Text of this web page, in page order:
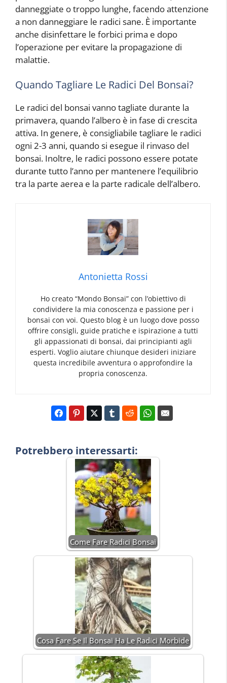
danneggiate o troppo lunghe, facendo attenzione
a non danneggiare le radici sane. È importante
anche disinfettare le forbici prima e dopo
l’operazione per evitare la propagazione di
malattie.
Quando Tagliare Le Radici Del Bonsai?
Le radici del bonsai vanno tagliate durante la
primavera, quando l’albero è in fase di crescita
attiva. In genere, è consigliabile tagliare le radici
ogni 2-3 anni, quando si esegue il rinvaso del
bonsai. Inoltre, le radici possono essere potate
durante tutto l’anno per mantenere l’equilibrio
tra la parte aerea e la parte radicale dell’albero.
Antonietta Rossi
Ho creato “Mondo Bonsai” con l’obiettivo di
condividere la mia conoscenza e passione per i
bonsai con voi. Questo blog è un luogo dove posso
offrire consigli, guide pratiche e ispirazione a tutti
gli appassionati di bonsai, dai principianti agli
esperti. Voglio aiutare chiunque desideri iniziare
questa incredibile avventura o approfondire la
propria conoscenza.
Potrebbero interessarti:
Come Fare Radici Bonsai
Cosa Fare Se Il Bonsai Ha Le Radici Morbide